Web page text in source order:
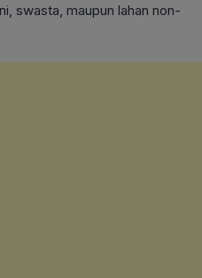
swasta, maupun lahan non-